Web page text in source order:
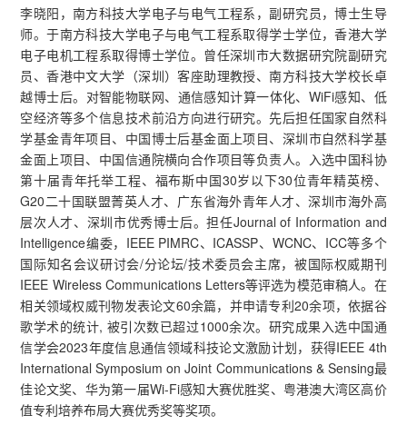
李晓阳，南方科技大学电子与电气工程系，副研究员，博士生导
师。于南方科技大学电子与电气工程系取得学士学位，香港大学
电子电机工程系取得博士学位。曾任深圳市大数据研究院副研究
员、香港中文大学（深圳）客座助理教授、南方科技大学校长卓
越博士后。对智能物联网、通信感知计算一体化、WiFi感知、低
空经济等多个信息技术前沿方向进行研究。先后担任国家自然科
学基金青年项目、中国博士后基金面上项目、深圳市自然科学基
金面上项目、中国信通院横向合作项目等负责人。入选中国科协
第十届青年托举工程、福布斯中国30岁以下30位青年精英榜、
G20二十国联盟菁英人才、广东省海外青年人才、深圳市海外高
层次人才、深圳市优秀博士后。担任Journal of Information and
Intelligence编委，IEEE PIMRC、ICASSP、WCNC、ICC等多个
国际知名会议研讨会/分论坛/技术委员会主席，被国际权威期刊
IEEE Wireless Communications Letters等评选为模范审稿人。在
相关领域权威刊物发表论文60余篇，并申请专利20余项，依据谷
歌学术的统计, 被引次数已超过1000余次。研究成果入选中国通
信学会2023年度信息通信领域科技论文激励计划，获得IEEE 4th
International Symposium on Joint Communications & Sensing最
佳论文奖、华为第一届Wi-Fi感知大赛优胜奖、粤港澳大湾区高价
值专利培养布局大赛优秀奖等奖项。